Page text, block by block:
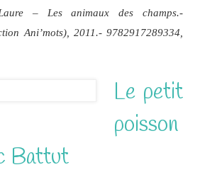
Laure – Les animaux des champs.-
Ani’mots), 2011.- 9782917289334,
Le petit
poisson
Battut